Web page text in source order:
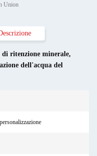
Union
ritenzione minerale,
dell'acqua del